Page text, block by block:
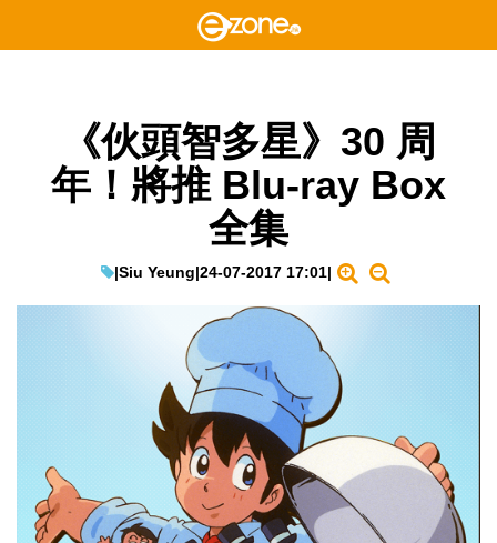
《伙頭智多星》30 周
年！將推 Blu-ray Box
全集
|Siu Yeung|24-07-2017 17:01|